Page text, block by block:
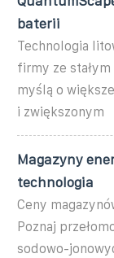
baterii
Technologia
firmy ze
myślą o
i zwiększonym
Magazyny
technologia
Ceny
Poznaj
sodowo-